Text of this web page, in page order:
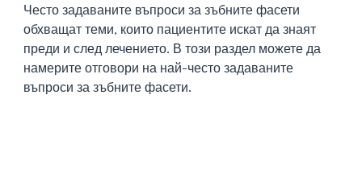
Често задаваните въпроси за зъбните фасети
обхващат теми, които пациентите искат да знаят
преди и след лечението. В този раздел можете да
намерите отговори на най-често задаваните
въпроси за зъбните фасети.